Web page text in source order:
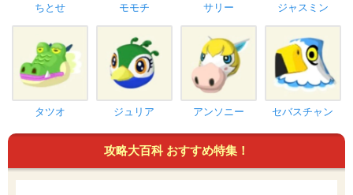
ちとせ モモチ サリー ジャスミン
タツオ ジュリア アンソニー セバスチャン
攻略大百科 おすすめ特集！